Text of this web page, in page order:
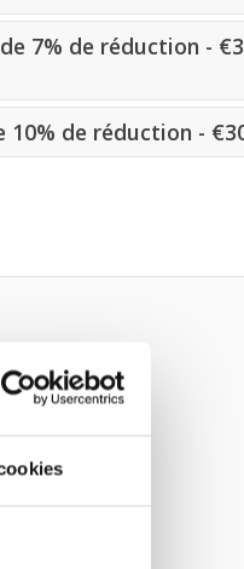
7% de réduction -
10% de réduction -